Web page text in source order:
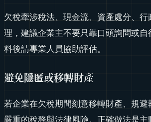
欠稅牽涉稅法、現金流、資產處分、
理，建議企業主不要只靠口頭詢問或
料後請專業人員協助評估。
避免隱匿或移轉財產
若企業在欠稅期間刻意移轉財產、規
嚴重的稅務與法律風險。正確做法是